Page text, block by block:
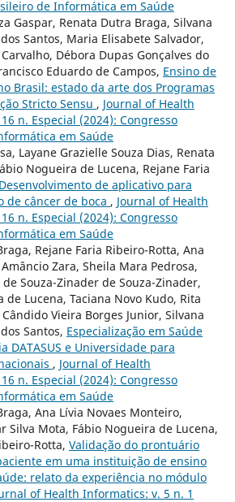
de Informática em Saúde
Gaspar, Renata Dutra Braga, Silvana
Santos, Maria Elisabete Salvador,
Débora Dupas Gonçalves do
Eduardo de Campos, Ensino de
Brasil: estado da arte dos Programas
Stricto Sensu , Journal of Health
n. Especial (2024): Congresso
em Saúde
Layane Grazielle Souza Dias, Renata
Nogueira de Lucena, Rejane Faria
Desenvolvimento de aplicativo para
de câncer de boca , Journal of Health
n. Especial (2024): Congresso
em Saúde
Rejane Faria Ribeiro-Rotta, Ana
Zara, Sheila Mara Pedrosa,
Souza-Zinader de Souza-Zinader,
de Lucena, Taciana Novo Kudo, Rita
Vieira Borges Junior, Silvana
Santos, Especialização em Saúde
DATASUS e Universidade para
, Journal of Health
n. Especial (2024): Congresso
em Saúde
Ana Lívia Novaes Monteiro,
Silva Mota, Fábio Nogueira de Lucena,
Rotta, Validação do prontuário
em uma instituição de ensino
relato da experiência no módulo
of Health Informatics: v. 5 n. 1